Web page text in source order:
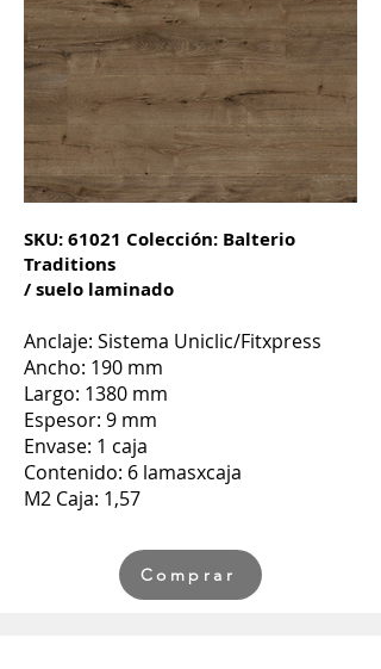
SKU: 61021 Colección: Balterio
Traditions
/ suelo laminado
Anclaje: Sistema Uniclic/Fitxpress
Ancho: 190 mm
Largo: 1380 mm
Espesor: 9 mm
Envase: 1 caja
Contenido: 6 lamasxcaja
M2 Caja: 1,57
Comprar